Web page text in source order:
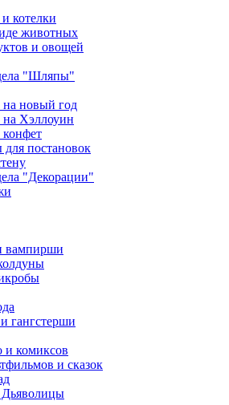
котелки
животных
и овощей
"Шляпы"
на новый год
на Хэллоуин
постановок
"Декорации"
вампирши
гангстерши
и комиксов
и сказок